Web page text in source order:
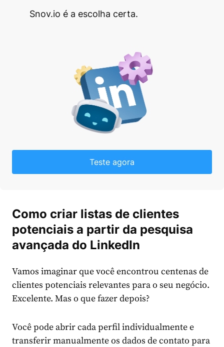
Snov.io é a escolha certa.
Teste agora
Como criar listas de clientes
potenciais a partir da pesquisa
avançada do LinkedIn
Vamos imaginar que você encontrou centenas de
clientes potenciais relevantes para o seu negócio.
Excelente. Mas o que fazer depois?
Você pode abrir cada perfil individualmente e
transferir manualmente os dados de contato para